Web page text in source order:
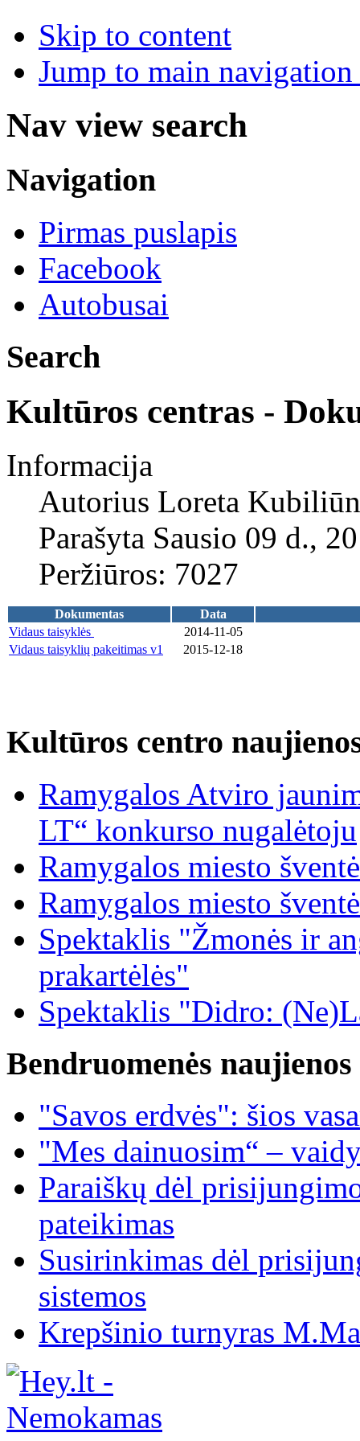
Skip to content
Jump to main
Nav view search
Navigation
Pirmas puslapis
Facebook
Autobusai
Search
Kultūros centras -
Informacija
Autorius Loreta
Parašyta Sausio 09 d.,
Peržiūros: 7027
Dokumentas
Data
Vidaus taisyklės
2014-11-05
Vidaus taisyklių pakeitimas v1
2015-12-18
Kultūros centro
Ramygalos Atviro
LT“ konkurso nugalėtoju
Ramygalos miesto šventė
Ramygalos miesto šventė
Spektaklis "Žmonės ir
prakartėlės"
Spektaklis "Didro:
Bendruomenės naujienos
"Savos erdvės": šios
"Mes dainuosim“ –
Paraiškų dėl
pateikimas
Susirinkimas dėl
sistemos
Krepšinio turnyras